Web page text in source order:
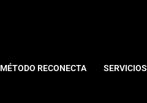
MÉTODO RECONECTA SERVICIOS